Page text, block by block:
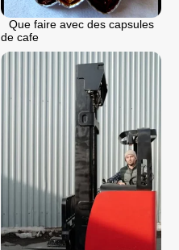
Que faire avec des capsules
de cafe